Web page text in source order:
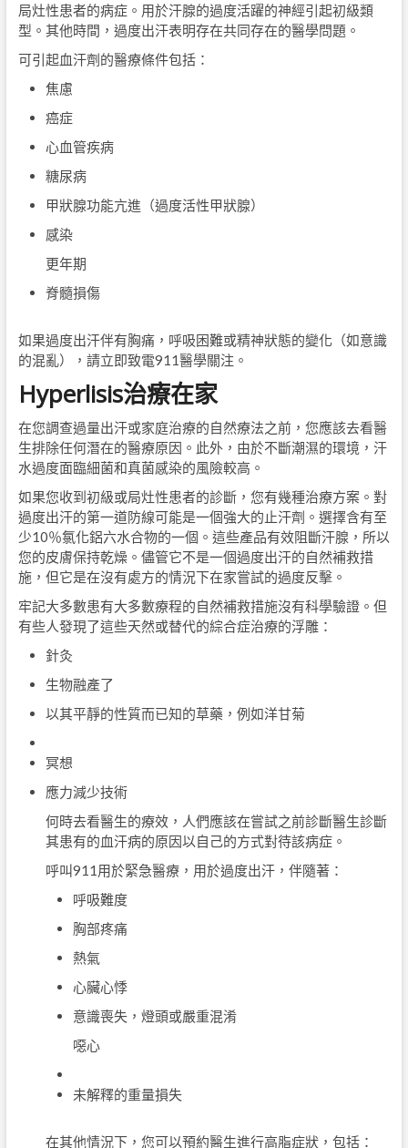
局灶性患者的病症。用於汗腺的過度活躍的神經引起初級類
型。其他時間，過度出汗表明存在共同存在的醫學問題。
可引起血汗劑的醫療條件包括：
焦慮
癌症
心血管疾病
糖尿病
甲狀腺功能亢進（過度活性甲狀腺）
感染
更年期
脊髓損傷
如果過度出汗伴有胸痛，呼吸困難或精神狀態的變化（如意識
的混亂），請立即致電911醫學關注。
Hyperlisis治療在家
在您調查過量出汗或家庭治療的自然療法之前，您應該去看醫
生排除任何潛在的醫療原因。此外，由於不斷潮濕的環境，汗
水過度面臨細菌和真菌感染的風險較高。
如果您收到初級或局灶性患者的診斷，您有幾種治療方案。對
過度出汗的第一道防線可能是一個強大的止汗劑。選擇含有至
少10％氯化鋁六水合物的一個。這些產品有效阻斷汗腺，所以
您的皮膚保持乾燥。儘管它不是一個過度出汗的自然補救措
施，但它是在沒有處方的情況下在家嘗試的過度反擊。
牢記大多數患有大多數療程的自然補救措施沒有科學驗證。但
有些人發現了這些天然或替代的綜合症治療的浮雕：
針灸
生物融產了
以其平靜的性質而已知的草藥，例如洋甘菊
冥想
應力減少技術
何時去看醫生的療效，人們應該在嘗試之前診斷醫生診斷
其患有的血汗病的原因以自己的方式對待該病症。
呼叫911用於緊急醫療，用於過度出汗，伴隨著：
呼吸難度
胸部疼痛
熱氣
心臟心悸
意識喪失，燈頭或嚴重混淆
噁心
未解釋的重量損失
在其他情況下，您可以預約醫生進行高脂症狀，包括：